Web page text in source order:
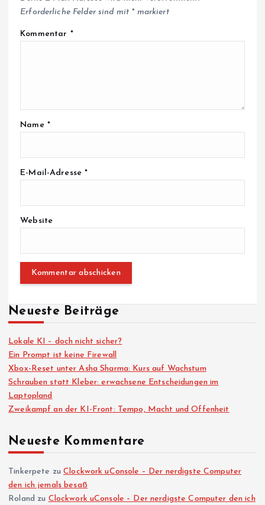
Erforderliche Felder sind mit *markiert
Kommentar *
Name *
E-Mail-Adresse*
Website
Neueste Beiträge
Lokale KI – doch nicht sicher?
Ein Prompt ist keine Firewall
Xbox-Reset unter Asha Sharma: Kurs auf Wachstum
Schrauben statt Kleber: erwachsene Entscheidungen im
Laptopland
Zweikampf an der KI-Front: Tempo, Macht und Offenheit
Neueste Kommentare
Tinkerpete zuClockwork uConsole – Der nerdigste Computer
den ich jemals besaß
Roland zu Clockwork uConsole – Der nerdigste Computer den ich